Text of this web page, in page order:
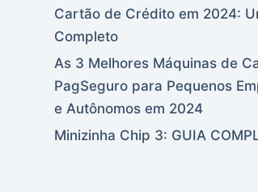
Cartão de Crédito em 2024:
Completo
As 3 Melhores Máquinas de
PagSeguro para Pequenos
e Autônomos em 2024
Minizinha Chip 3: GUIA